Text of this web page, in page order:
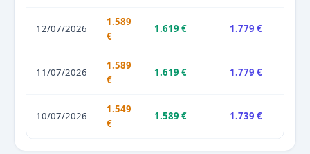
12/07/2026
1.589
€
1.619 € 1.779 €
11/07/2026
1.589
€
1.619 € 1.779 €
10/07/2026
1.549
€
1.589 € 1.739 €